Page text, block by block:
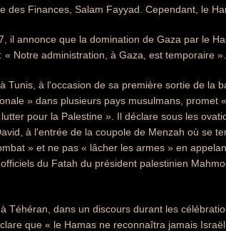
des Finances, Salam Fayyad. Cependant, le
il annonce que la domination de Gaza par le
« Notre administration, à Gaza, est temporaire
Tunis, à l'occasion de sa première sortie de la
» dans plusieurs pays musulmans, promet
pour la Palestine ». Il déclare sous les
à l'entrée de la coupole de Menzah où se
» et ne pas « lâcher les armes » en
du Fatah du président palestinien
Téhéran, dans un discours durant les
que « le Hamas ne reconnaîtra jamais